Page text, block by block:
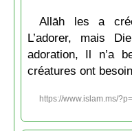
Allāh les a
L’adorer, mais
adoration, Il n’a
créatures ont
https://www.islam.ms/